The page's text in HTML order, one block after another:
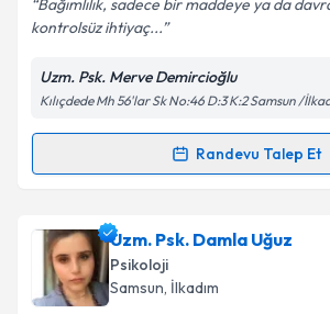
Kişisel verilerimin işlenmesine
Metni'ni okudum ve kişisel
kapsamda işlenmesini kabul
Bağımlılık, sadece bir maddeye ya da
kontrolsüz ihtiyaç...
Uzm. Psk. Merve Demircioğlu
Kılıçdede Mh 56'lar Sk No:46 D:3 K:2 Samsun /
Randevu Talep Et
Randevu Takvimi Talebi
Uzm. Psk. Merve Demircioğlu
talebi oluşturun. Size bu uzmandan
için bir takvim hazırlandığında e-
bilgilendireceğiz.
Uzm. Psk. Damla Uğuz
Psikoloji
Samsun, İlkadım